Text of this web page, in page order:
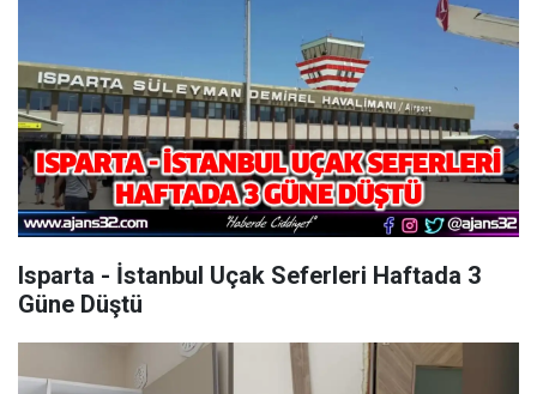
Isparta - İstanbul Uçak Seferleri Haftada 3
Güne Düştü